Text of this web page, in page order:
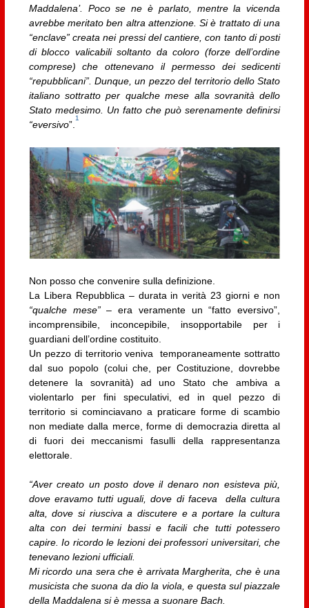
Maddalena’. Poco se ne è parlato, mentre la vicenda
avrebbe meritato ben altra attenzione. Si è trattato di una
“enclave” creata nei pressi del cantiere, con tanto di posti
di blocco valicabili soltanto da coloro (forze dell’ordine
comprese) che ottenevano il permesso dei sedicenti
“repubblicani”. Dunque, un pezzo del territorio dello Stato
italiano sottratto per qualche mese alla sovranità dello
Stato medesimo. Un fatto che può serenamente definirsi
“eversivo”.
1
Non posso che convenire sulla definizione.
La Libera Repubblica – durata in verità 23 giorni e non
“qualche mese” – era veramente un “fatto eversivo”,
incomprensibile, inconcepibile, insopportabile per i
guardiani dell’ordine costituito.
Un pezzo di territorio veniva temporaneamente sottratto
dal suo popolo (colui che, per Costituzione, dovrebbe
detenere la sovranità) ad uno Stato che ambiva a
violentarlo per fini speculativi, ed in quel pezzo di
territorio si cominciavano a praticare forme di scambio
non mediate dalla merce, forme di democrazia diretta al
di fuori dei meccanismi fasulli della rappresentanza
elettorale.
“Aver creato un posto dove il denaro non esisteva più,
dove eravamo tutti uguali, dove di faceva della cultura
alta, dove si riusciva a discutere e a portare la cultura
alta con dei termini bassi e facili che tutti potessero
capire. Io ricordo le lezioni dei professori universitari, che
tenevano lezioni ufficiali.
Mi ricordo una sera che è arrivata Margherita, che è una
musicista che suona da dio la viola, e questa sul piazzale
della Maddalena si è messa a suonare Bach.